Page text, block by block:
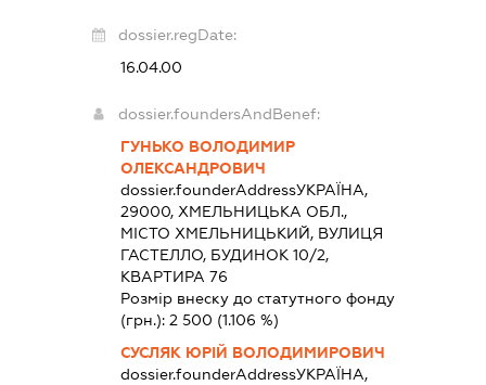
dossier.regDate:
16.04.00
dossier.foundersAndBenef:
ГУНЬКО ВОЛОДИМИР
ОЛЕКСАНДРОВИЧ
dossier.founderAddressУКРАЇНА,
29000, ХМЕЛЬНИЦЬКА ОБЛ.,
МІСТО ХМЕЛЬНИЦЬКИЙ, ВУЛИЦЯ
ГАСТЕЛЛО, БУДИНОК 10/2,
КВАРТИРА 76
Розмір внеску до статутного фонду
(грн.): 2 500 (1.106 %)
СУСЛЯК ЮРІЙ ВОЛОДИМИРОВИЧ
dossier.founderAddressУКРАЇНА,